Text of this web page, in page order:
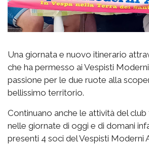
Una giornata e nuovo itinerario
che ha permesso ai Vespisti
passione per le due ruote alla
bellissimo territorio.
Continuano anche le attività del
nelle giornate di oggi e di domani
presenti 4 soci del Vespisti Moderni